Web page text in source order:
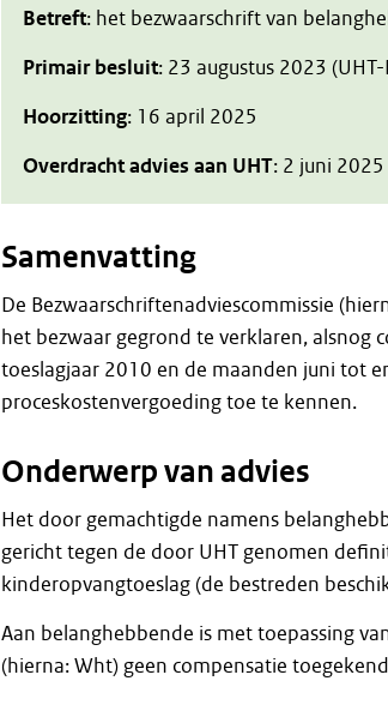
Betreft: het bezwaarschrift van
Primair besluit: 23 augustus 2023 (UHT-
Hoorzitting: 16 april 2025
Overdracht advies aan UHT: 2 juni 2025
Samenvatting
De Bezwaarschriftenadviescommissie
het bezwaar gegrond te verklaren, alsnog
toeslagjaar 2010 en de maanden juni tot
proceskostenvergoeding toe te kennen.
Onderwerp van advies
Het door gemachtigde namens
gericht tegen de door UHT genomen
kinderopvangtoeslag (de bestreden
Aan belanghebbende is met toepassing
(hierna: Wht) geen compensatie